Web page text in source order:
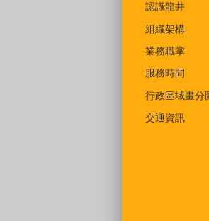
認識龍井
組織架構
業務職掌
服務時間
行政區域畫分
交通資訊